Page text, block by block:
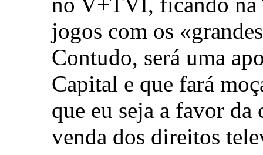
jogos com os
Contudo, será uma
Capital e que fará
que eu seja a favor da
venda dos direitos